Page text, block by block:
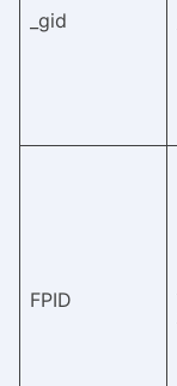
_gid
FPID